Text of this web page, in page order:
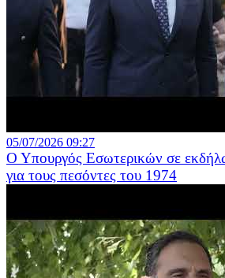
05/07/2026 09:27
Ο Υπουργός Εσωτερικών σε
για τους πεσόντες του 1974